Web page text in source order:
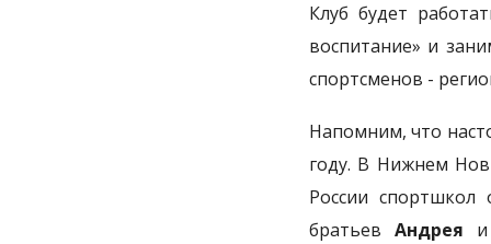
Клуб будет
воспитание» и
спортсменов -
Напомним, что
году. В Нижнем
России
братьев Андрея